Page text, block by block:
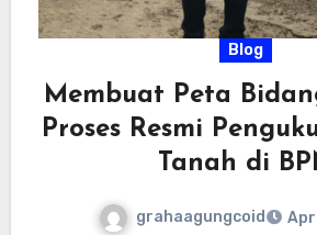
Blog
Membuat Peta
Proses Resmi
Tanah di
grahaagungcoid